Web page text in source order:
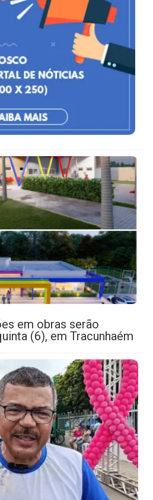
em obras serão
(6), em Tracunhaém